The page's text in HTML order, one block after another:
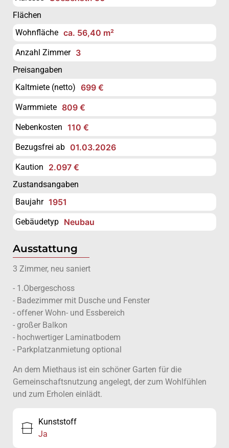
Flächen
Wohnfläche ca. 56,40 m²
Anzahl Zimmer 3
Preisangaben
Kaltmiete (netto) 699 €
Warmmiete 809 €
Nebenkosten 110 €
Bezugsfrei ab 01.03.2026
Kaution 2.097 €
Zustandsangaben
Baujahr 1951
Gebäudetyp Neubau
Ausstattung
3 Zimmer, neu saniert
- 1.Obergeschoss
- Badezimmer mit Dusche und Fenster
- offener Wohn- und Essbereich
- großer Balkon
- hochwertiger Laminatbodem
- Parkplatzanmietung optional
An dem Miethaus ist ein schöner Garten für die
Gemeinschaftsnutzung angelegt, der zum Wohlfühlen
und zum Erholen einlädt.
Kunststoff
Ja